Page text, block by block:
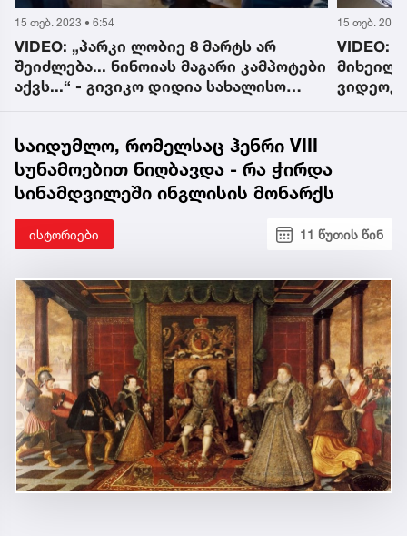
15 თებ. 2023 • 6:54
VIDEO: „პარკი ლობიე 8 მარტს არ
შეიძლება... ნინოიას მაგარი კამპოტები
აქვს...“ - გივიკო დიდია სახალისო
15 თებ. 2023
VIDEO:
მიხეილ
საიდუმლო, რომელსაც ჰენრი VIII
სუნამოებით ნიღბავდა - რა ჭირდა
სინამდვილეში ინგლისის მონარქს
ისტორიები 11 წუთის წინ